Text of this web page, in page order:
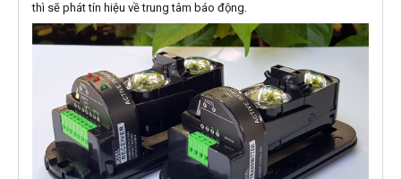
thì sẽ phát tín hiệu về trung tâm báo động.